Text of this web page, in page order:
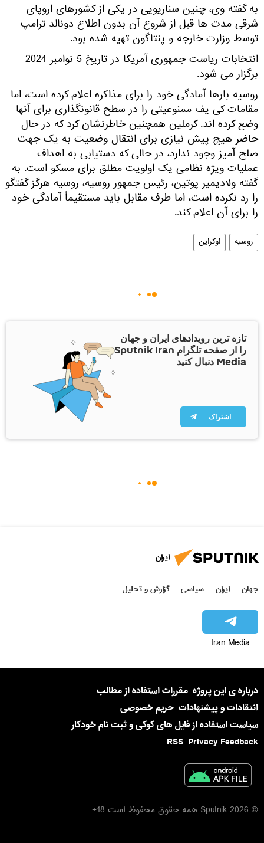
به گفته وی، چنین سناریویی در یکی از کشورهای اروپای
شرقی مدت ها قبل از شروع آن بدون اطلاع دونالد ترامپ
توسط وزارت خارجه و پنتاگون تهیه شده بود.
انتخابات ریاست جمهوری آمریکا در تاریخ 5 نوامبر 2024
برگزار می شود.
روسیه بارها آمادگی خود را برای مذاکره اعلام کرده است، اما
مقامات کی یف ممنوعیتی را در سطح قانونگذاری برای آنها
وضع کرده اند. کرملین همچنین خاطرنشان کرد که در حال
حاضر هیچ پیش نیازی برای انتقال وضعیت به یک جهت
صلح آمیز وجود ندارد، در حالی که دستیابی به اهداف
عملیات ویژه نظامی یک اولویت مطلق برای مسکو است. به
گفته ولادیمیر پوتین، رئیس جمهور روسیه، روسیه هرگز گفتگو
را رد نکرده است، اما طرف مقابل باید مستقیماً آمادگی خود
را برای آن اعلام کند.
روسیه اوکراین
تازه ترین رویدادهای ایران و جهان
را از صفحه تلگرام Sputnik Iran
Media دنبال کنید
اشتراک
ایران
جهان ایران سیاسی گزارش و تحلیل
Iran Media
درباره ی این پروژه مقررات استفاده از مطالب
انتقادات و پیشنهادات حریم خصوصی
سیاست استفاده از فایل های کوکی و ثبت نام خودکار
Privacy Feedback
RSS
© 2026 Sputnik همه حقوق محفوظ است 18+